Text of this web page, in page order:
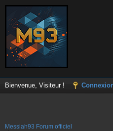
Bienvenue, Visiteur !
Messiah93 Forum officiel